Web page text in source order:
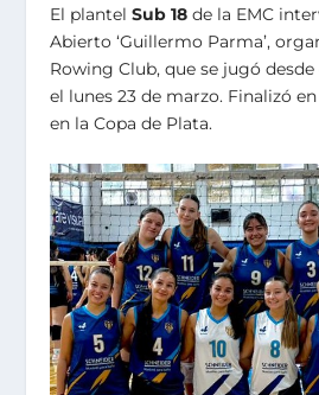
El plantelSub 18 de la EMC
Abierto ‘Guillermo Parma’,
Rowing Club, que se jugó desde
el lunes 23 de marzo. Finalizó
en la Copa de Plata.